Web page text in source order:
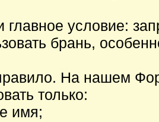
главное условие:
брань,
На нашем
только:
имя;